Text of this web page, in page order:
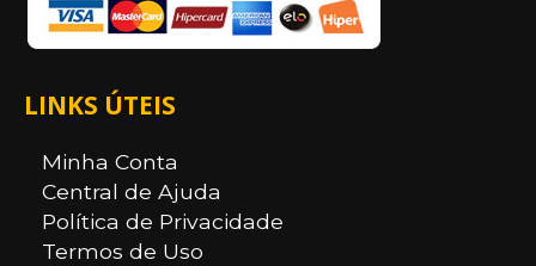
LINKS ÚTEIS
Minha Conta
Central de Ajuda
Política de Privacidade
Termos de Uso